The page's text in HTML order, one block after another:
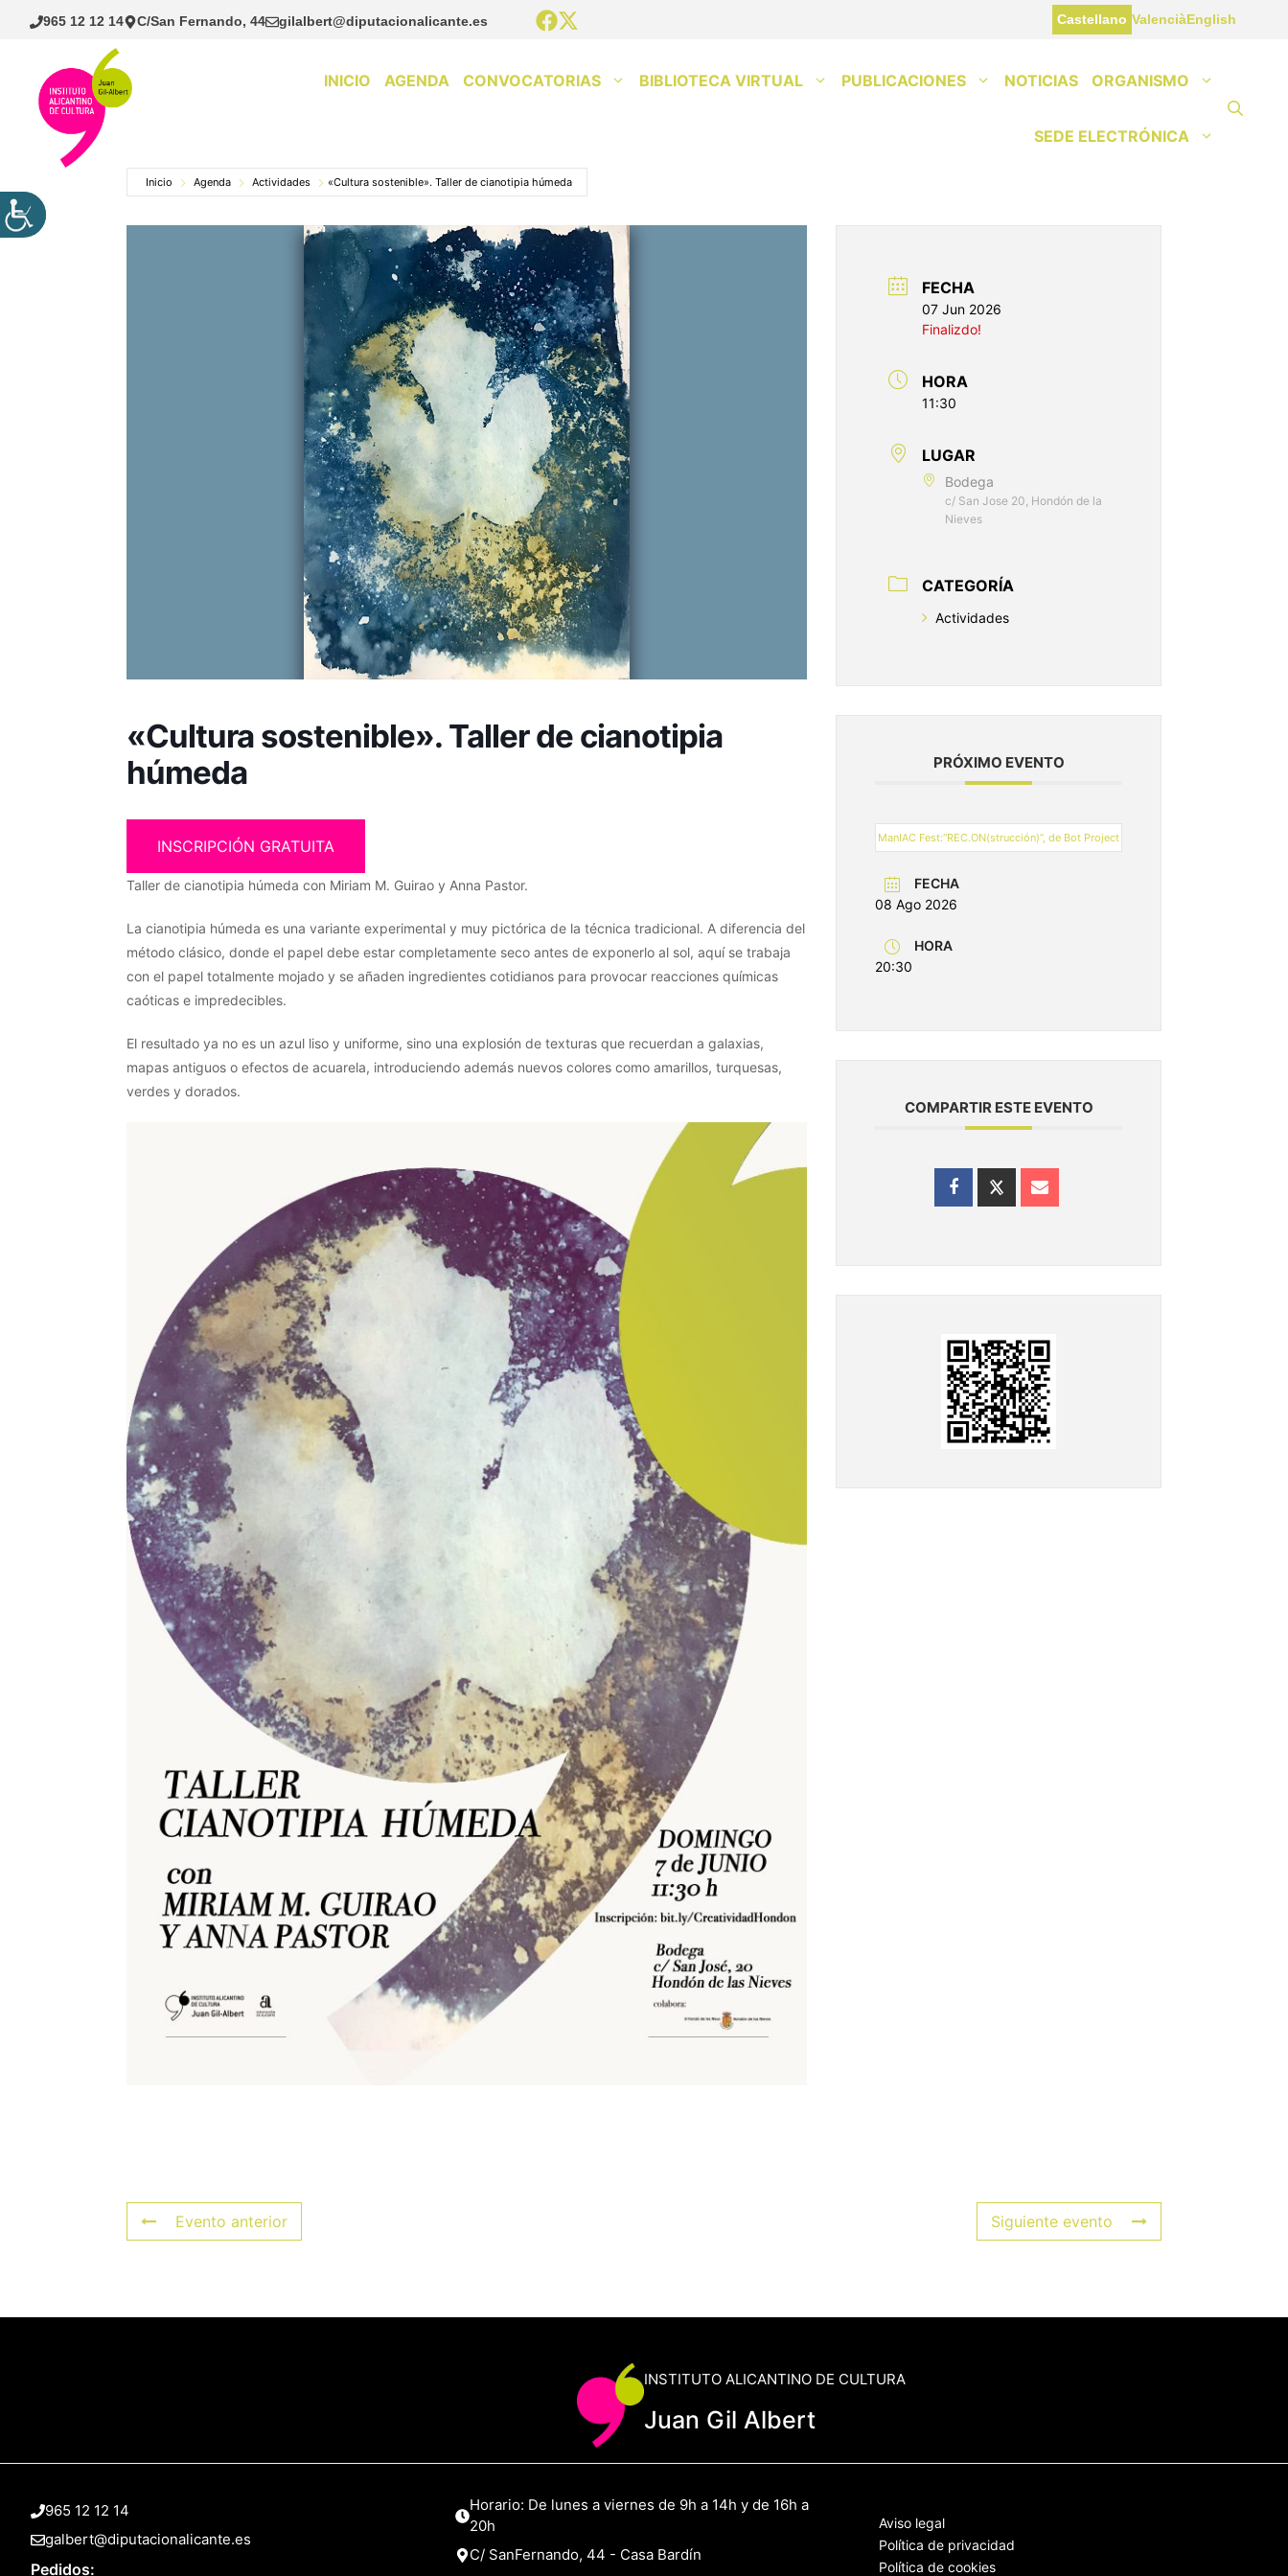
Saltar
965 12 12 14 C/San Fernando, 44 gilalbert@diputacionalicante.es Castellano ValenciàEnglish
INICIO AGENDA CONVOCATORIAS BIBLIOTECA VIRTUAL PUBLICACIONES NOTICIAS ORGANISMO
SEDE ELECTRÓNICA
Inicio Agenda Actividades «Cultura sostenible». Taller de cianotipia húmeda
«Cultura sostenible». Taller de cianotipia
húmeda
INSCRIPCIÓN GRATUITA
Taller de cianotipia húmeda con Miriam M. Guirao y Anna Pastor.
La cianotipia húmeda es una variante experimental y muy pictórica de la técnica tradicional. A diferencia del
método clásico, donde el papel debe estar completamente seco antes de exponerlo al sol, aquí se trabaja
con el papel totalmente mojado y se añaden ingredientes cotidianos para provocar reacciones químicas
caóticas e impredecibles.
El resultado ya no es un azul liso y uniforme, sino una explosión de texturas que recuerdan a galaxias,
mapas antiguos o efectos de acuarela, introduciendo además nuevos colores como amarillos, turquesas,
verdes y dorados.
FECHA
07 Jun 2026
Finalizdo!
HORA
11:30
LUGAR
Bodega
c/ San Jose 20, Hondón de la
Nieves
CATEGORÍA
Actividades
PRÓXIMO EVENTO
ManIAC Fest:“REC.ON(strucción)”, de Bot Project
FECHA
08 Ago 2026
HORA
20:30
COMPARTIR ESTE EVENTO
Evento anterior Siguiente evento
INSTITUTO ALICANTINO DE CULTURA
Juan Gil Albert
965 12 12 14
galbert@diputacionalicante.es
Pedidos:
Horario: De lunes a viernes de 9h a 14h y de 16h a
20h
C/ SanFernando, 44 - Casa Bardín
Aviso legal
Política de privacidad
Política de cookies